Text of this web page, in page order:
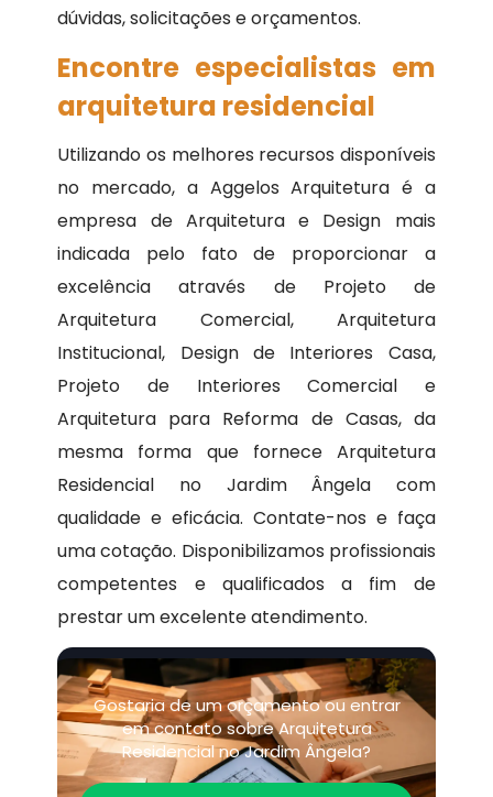
dúvidas, solicitações e orçamentos.
Encontre especialistas em
arquitetura residencial
Utilizando os melhores recursos disponíveis
no mercado, a Aggelos Arquitetura é a
empresa de Arquitetura e Design mais
indicada pelo fato de proporcionar a
excelência através de Projeto de
Arquitetura Comercial, Arquitetura
Institucional, Design de Interiores Casa,
Projeto de Interiores Comercial e
Arquitetura para Reforma de Casas, da
mesma forma que fornece Arquitetura
Residencial no Jardim Ângela com
qualidade e eficácia. Contate-nos e faça
uma cotação. Disponibilizamos profissionais
competentes e qualificados a fim de
prestar um excelente atendimento.
Gostaria de um orçamento ou entrar
em contato sobre Arquitetura
Residencial no Jardim Ângela?